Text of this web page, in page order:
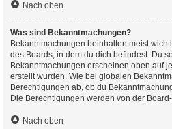
Nach oben
Was sind Bekanntmachungen?
Bekanntmachungen beinhalten meist
des Boards, in dem du dich befindest. Du
Bekanntmachungen erscheinen oben auf
erstellt wurden. Wie bei globalen
Berechtigungen ab, ob du
Die Berechtigungen werden von der
Nach oben